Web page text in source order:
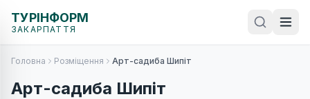
ТУРІНФОРМ
ЗАКАРПАТТЯ
Головна Розміщення Арт-садиба Шипіт
Арт-садиба Шипіт